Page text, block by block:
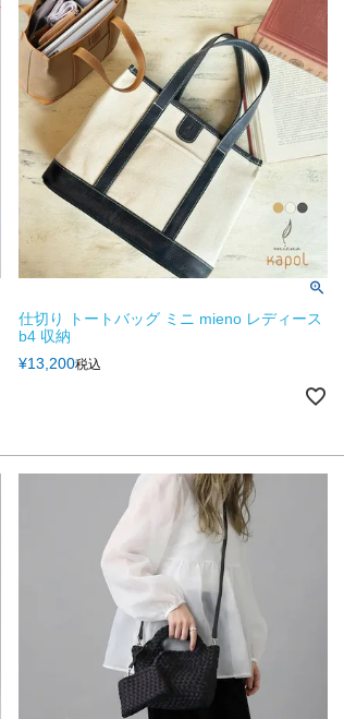
仕切り トートバッグ ミニ mieno レディース
b4 収納
¥13,200税込